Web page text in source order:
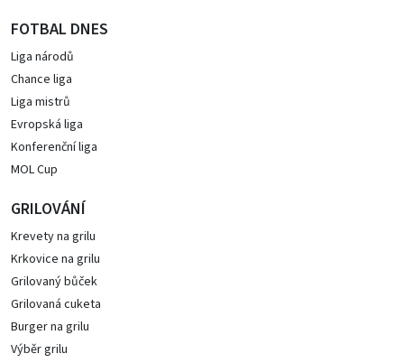
FOTBAL DNES
Liga národů
Chance liga
Liga mistrů
Evropská liga
Konferenční liga
MOL Cup
GRILOVÁNÍ
Krevety na grilu
Krkovice na grilu
Grilovaný bůček
Grilovaná cuketa
Burger na grilu
Výběr grilu